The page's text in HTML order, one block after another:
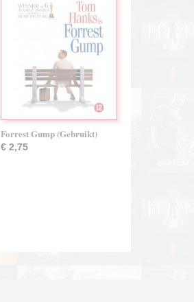
Forrest Gump (Gebruikt)
€ 2,75